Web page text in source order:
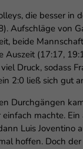
die besser
Aufschläge von
beide
Auszeit (17:17,
Druck, sodass
2:0 ließ sich gut
Durchgängen
machte.
Luis
hoffen. Doch